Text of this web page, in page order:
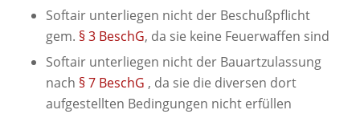
Softair unterliegen nicht der Beschußpflicht
gem. § 3 BeschG, da sie keine Feuerwaffen sind
Softair unterliegen nicht der Bauartzulassung
nach § 7 BeschG , da sie die diversen dort
aufgestellten Bedingungen nicht erfüllen